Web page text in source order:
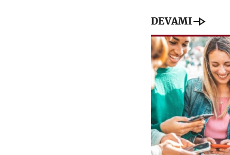
DEVAMI line_end_arrow